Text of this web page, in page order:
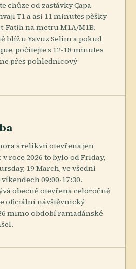
chůze od zastávky Çapa-
T1 a asi 11 minutes pěšky
Fatih na metru M1A/M1B.
blíž u Yavuz Selim a pokud
počítejte s 12-18 minutes
přes pohlednicový
s relikvií otevřena jen
roce 2026 to bylo od Friday,
19 March, ve všední
víkendech 09:00-17:30.
obecně otevřena celoročně
oficiální návštěvnický
mimo období ramadánské